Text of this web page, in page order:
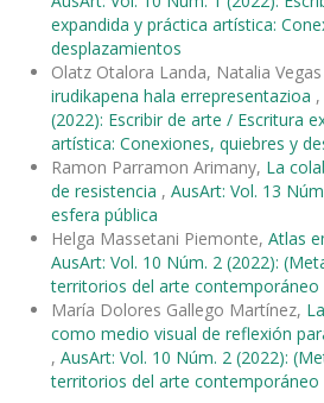
expandida y práctica artística:
desplazamientos
Olatz Otalora Landa, Natalia
irudikapena hala errepresentazioa ,
(2022): Escribir de arte / Escritura
artística: Conexiones, quiebres y
Ramon Parramon Arimany, La
de resistencia , AusArt: Vol. 13
esfera pública
Helga Massetani Piemonte, Atlas
AusArt: Vol. 10 Núm. 2 (2022):
territorios del arte contemporáneo
María Dolores Gallego Martínez,
como medio visual de reflexión
, AusArt: Vol. 10 Núm. 2 (2022):
territorios del arte contemporáneo